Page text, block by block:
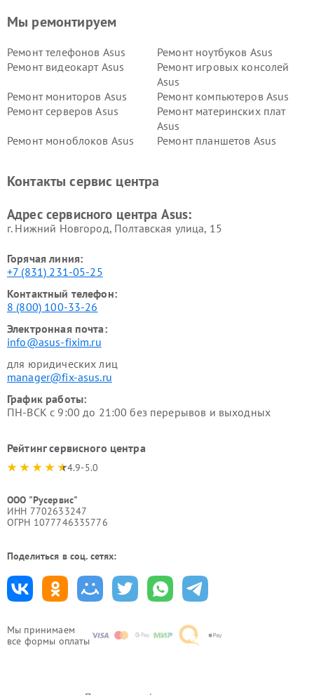
Мы принимаем
все формы оплаты
Мы ремонтируем
Ремонт телефонов Asus
Ремонт ноутбуков Asus
Ремонт видеокарт Asus
Ремонт игровых консолей
Asus
Ремонт мониторов Asus
Ремонт компьютеров Asus
Ремонт серверов Asus
Ремонт материнских плат
Asus
Ремонт моноблоков Asus
Ремонт планшетов Asus
Контакты сервис центра
Адрес сервисного центра Asus:
г. Нижний Новгород, Полтавская улица, 15
Горячая линия:
+7 (831) 231-05-25
Контактный телефон:
8 (800) 100-33-26
Электронная почта:
info@asus-fixim.ru
для юридических лиц
manager@fix-asus.ru
График работы:
ПН-ВСК с 9:00 до 21:00 без перерывов и выходных
Рейтинг сервисного центра
4.9-5.0
ООО "Русервис"
ИНН 7702633247
ОГРН 1077746335776
Поделиться в соц. сетях: